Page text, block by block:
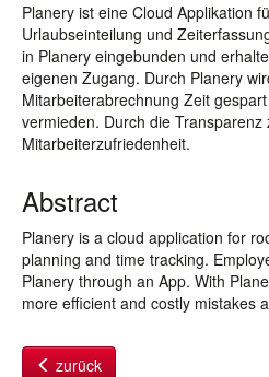
Planery ist eine Cloud Applikation
Urlaubseinteilung und
in Planery eingebunden und
eigenen Zugang. Durch Planery
Mitarbeiterabrechnung Zeit
vermieden. Durch die
Mitarbeiterzufriedenheit.
Abstract
Planery is a cloud application for
planning and time tracking.
Planery through an App. With
more efficient and costly mistakes
zurück